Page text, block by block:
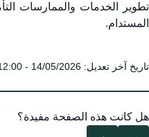
تطوير الخدمات والممارسات
المستدام.​
تاريخ آخر تعديل: 14/05/2026 - 12:00 ص بتوقيت السعودية
هل كانت هذه الصفحة مفيدة؟